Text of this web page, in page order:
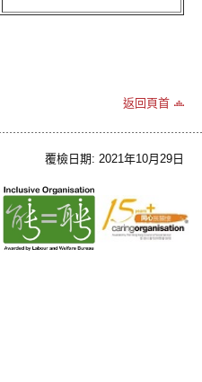
返回頁首
覆檢日期: 2021年10月29日